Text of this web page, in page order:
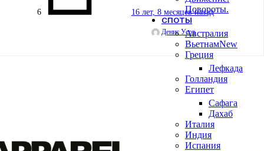
Повороты.
СПОТЫ
Австралия
ВьетнамNew
Греция
Лефкада
Голландия
Египет
Сафага
Дахаб
Италия
Индия
Испания
6 16 лет, 8 месяцев назад
Денис Усов